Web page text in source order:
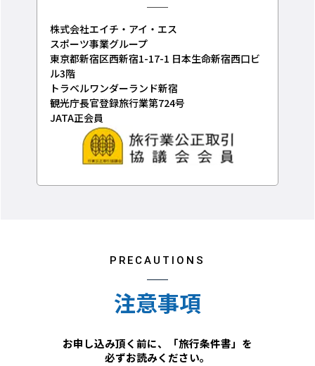
株式会社エイチ・アイ・エス
スポーツ事業グループ
東京都新宿区西新宿1-17-1 日本生命新宿西口ビ
ル3階
トラベルワンダーランド新宿
観光庁長官登録旅行業第724号
JATA正会員
PRECAUTIONS
注意事項
お申し込み頂く前に、「旅行条件書」を
必ずお読みください。